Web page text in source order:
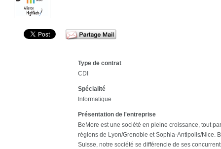
Type de contrat
CDI
Spécialité
Informatique
Présentation de l'entreprise
BeMore est une société en pleine croissance, tout
régions de Lyon/Grenoble et Sophia-Antipolis/Nice.
Suisse, notre société se différencie de ses